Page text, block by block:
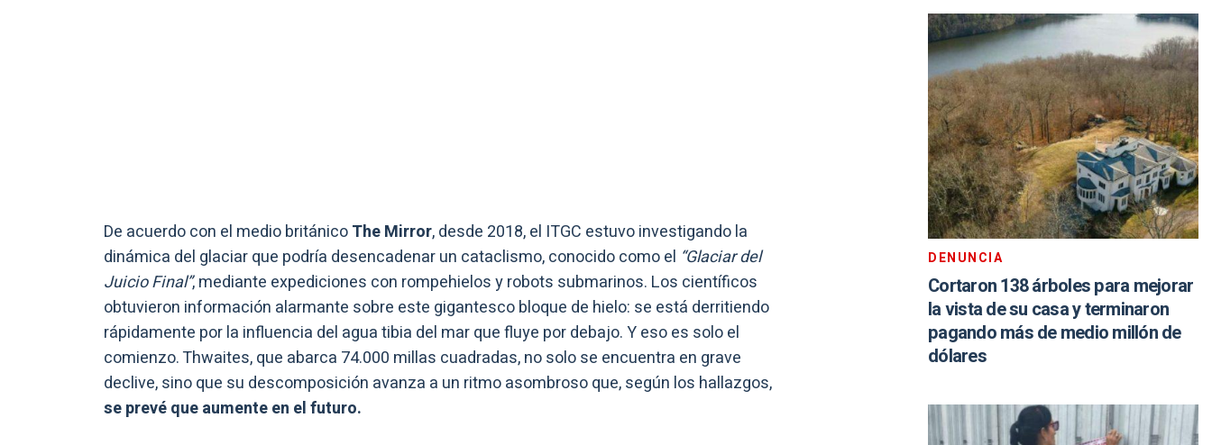
De acuerdo con el medio británicoThe Mirror, desde 2018, el ITGC estuvo investigando la
dinámica del glaciar que podría desencadenar un cataclismo, conocido como el “Glaciar del
Juicio Final”, mediante expediciones con rompehielos y robots submarinos. Los científicos
obtuvieron información alarmante sobre este gigantesco bloque de hielo: se está derritiendo
rápidamente por la influencia del agua tibia del mar que fluye por debajo. Y eso es solo el
comienzo. Thwaites, que abarca 74.000 millas cuadradas, no solo se encuentra en grave
declive, sino que su descomposición avanza a un ritmo asombroso que, según los hallazgos,
se prevé que aumente en el futuro.
DENUNCIA
Cortaron 138 árboles para mejorar
la vista de su casa y terminaron
pagando más de medio millón de
dólares